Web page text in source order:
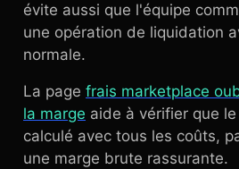
évite aussi que l'équipe
une opération de liquidation
normale.
La page frais marketplace
la marge aide à vérifier que
calculé avec tous les coûts,
une marge brute rassurante.